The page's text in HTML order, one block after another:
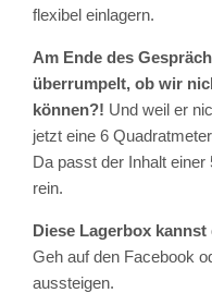
flexibel einlagern.
Am Ende des
überrumpelt, ob wir
können?! Und weil er
jetzt eine 6
Da passt der Inhalt
rein.
Diese Lagerbox
Geh auf den Facebook
aussteigen.